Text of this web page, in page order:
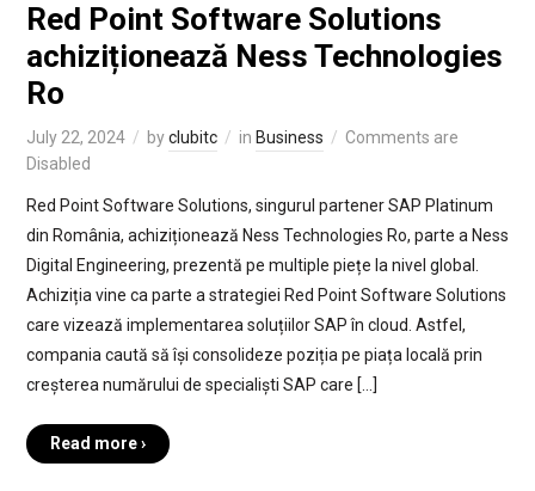
Red Point Software Solutions
achiziționează Ness Technologies
Ro
July 22, 2024 byclubitc in Business
Comments are
Disabled
Red Point Software Solutions, singurul partener SAP Platinum
din România, achiziționează Ness Technologies Ro, parte a Ness
Digital Engineering, prezentă pe multiple piețe la nivel global.
Achiziția vine ca parte a strategiei Red Point Software Solutions
care vizează implementarea soluțiilor SAP în cloud. Astfel,
compania caută să își consolideze poziția pe piața locală prin
creșterea numărului de specialiști SAP care […]
Read more ›